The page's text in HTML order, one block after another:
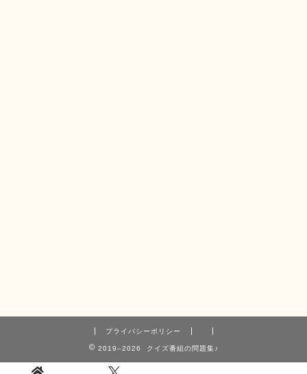
プライバシーポリシー
2019–2026 クイズ番組の問題集♪